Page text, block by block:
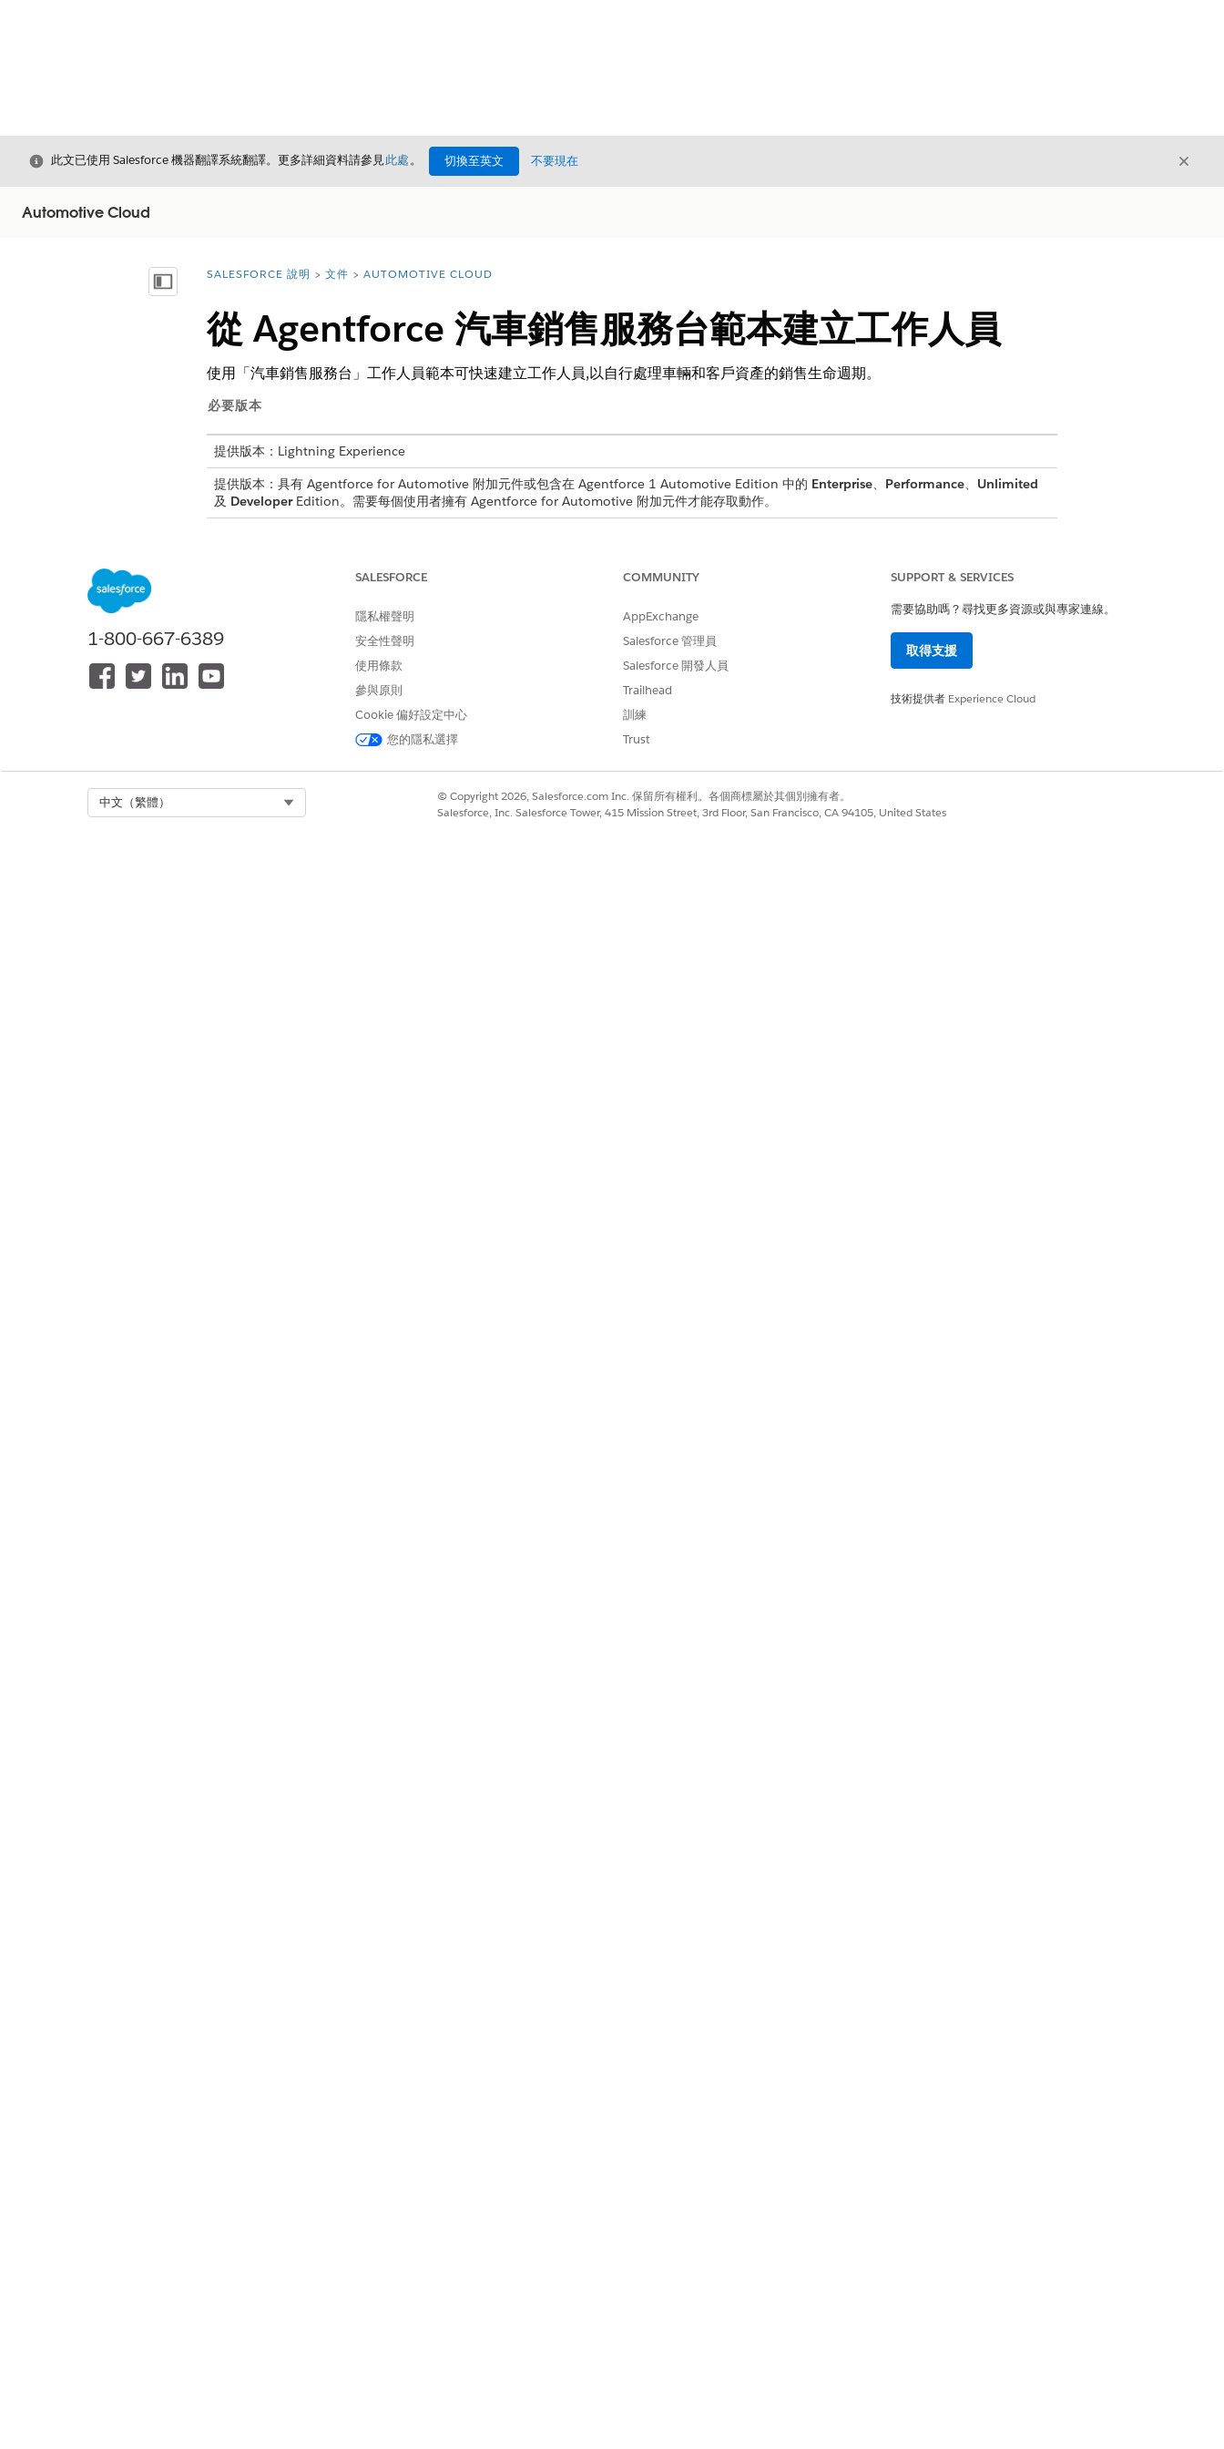
結束
此文已使用 Salesforce 機器翻譯系統翻譯。更多詳細資料請參見此處。 切換至英文 不要現在 結束
Automotive Cloud
顯示目錄 您位於此處：
SALESFORCE 說明 文件 AUTOMOTIVE CLOUD
從 Agentforce 汽車銷售服務台範本建立工作人員
使用「汽車銷售服務台」工作人員範本可快速建立工作人員,以自行處理車輛和客戶資產的銷售生命週期。
必要版本
提供版本：Lightning Experience
提供版本：具有 Agentforce for Automotive 附加元件或包含在 Agentforce 1 Automotive Edition 中的 Enterprise、 Performance、 Unlimited
及 DeveloperEdition。需要每個使用者擁有 Agentforce for Automotive 附加元件才能存取動作。
使用「汽車銷售服務台」範本建立工作人員 ,並根據您的需求設定設定。
「汽車銷售服務台」工作人員範本與子工作人員僅適用於舊版 Agentforce Builder。
直接從客戶的「帳戶」頁面與工作人員啟動互動。從該處啟動時,工作人員可以智慧地從帳戶記錄中挑選內容,並立即為該客戶開始銷
如果工作人員是在帳戶頁面外起始,則必須先驗證帳戶,才能開始銷售流程。這會透過要求客戶的名稱、電子郵件或電話號碼進行識
1-800-667-6389
SALESFORCE
隱私權聲明
安全性聲明
使用條款
參與原則
Cookie 偏好設定中心
您的隱私選擇
COMMUNITY
AppExchange
Salesforce 管理員
Salesforce 開發人員
Trailhead
訓練
Trust
SUPPORT & SERVICES
需要協助嗎？尋找更多資源或與專家連線。
取得支援
技術提供者 Experience Cloud
中文（繁體）
© Copyright 2026, Salesforce.com Inc. 保留所有權利。各個商標屬於其個別擁有者。
Salesforce, Inc. Salesforce Tower, 415 Mission Street, 3rd Floor, San Francisco, CA 94105, United States